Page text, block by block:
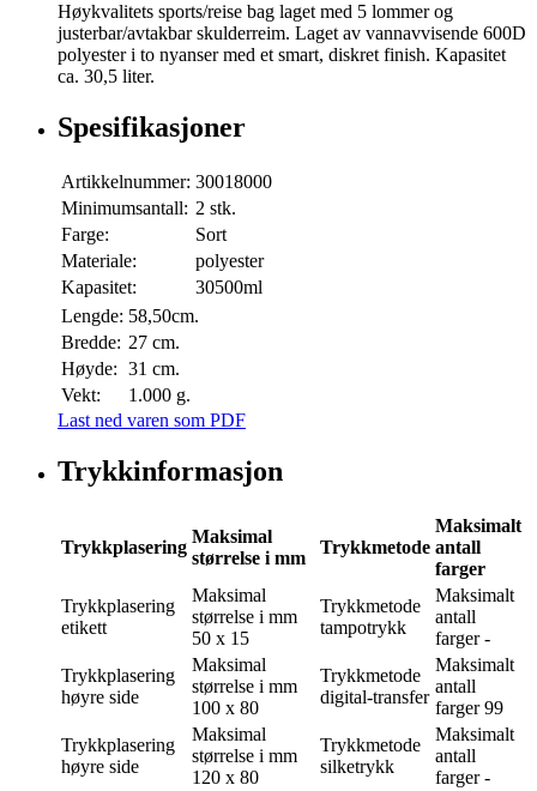
Høykvalitets sports/reise bag laget med 5 lommer og
justerbar/avtakbar skulderreim. Laget av vannavvisende 600D
polyester i to nyanser med et smart, diskret finish. Kapasitet
ca. 30,5 liter.
Spesifikasjoner
Artikkelnummer: 30018000
Minimumsantall: 2 stk.
Farge:
Sort
Materiale:
polyester
Kapasitet:
30500ml
Lengde: 58,50cm.
Bredde: 27 cm.
Høyde: 31 cm.
Vekt:
1.000 g.
Last ned varen som PDF
Trykkinformasjon
Trykkplasering
Maksimal
størrelse i mm
Trykkmetode
Maksimalt
antall
farger
Trykkplasering
etikett
Maksimal
størrelse i mm
50 x 15
Trykkmetode
tampotrykk
Maksimalt
antall
farger -
Trykkplasering
høyre side
Maksimal
størrelse i mm
100 x 80
Trykkmetode
digital-transfer
Maksimalt
antall
farger 99
Trykkplasering
høyre side
Maksimal
størrelse i mm
120 x 80
Trykkmetode
silketrykk
Maksimalt
antall
farger -